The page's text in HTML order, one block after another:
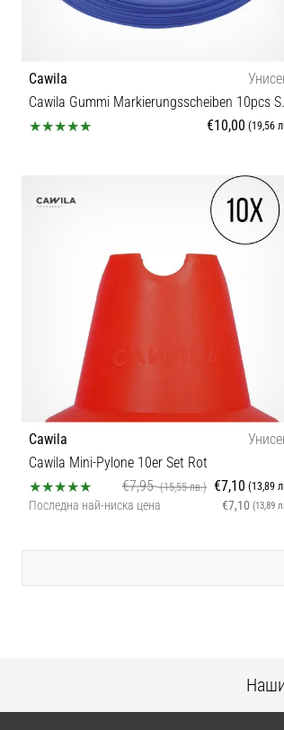
Cawila
Cawila
€10,00 (19,56
Cawila
Cawila Mini-Pylone 10er Set Rot
€7,95(15,55 лв.) €7,10 (13,89
Последна най-ниска цена €7,10 (13,89
OS